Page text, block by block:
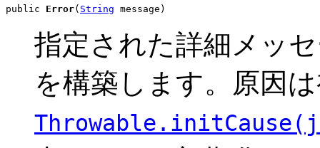
public Error( String message)
指定された詳細メッ
を構築します。原因